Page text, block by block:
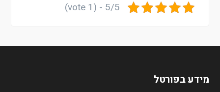
5/5 - (1 vote)
מידע בפורטל